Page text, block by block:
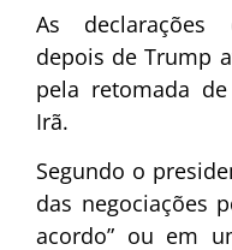
As declarações
depois de Trump
pela retomada
Irã.
Segundo o
das negociações
acordo” ou em